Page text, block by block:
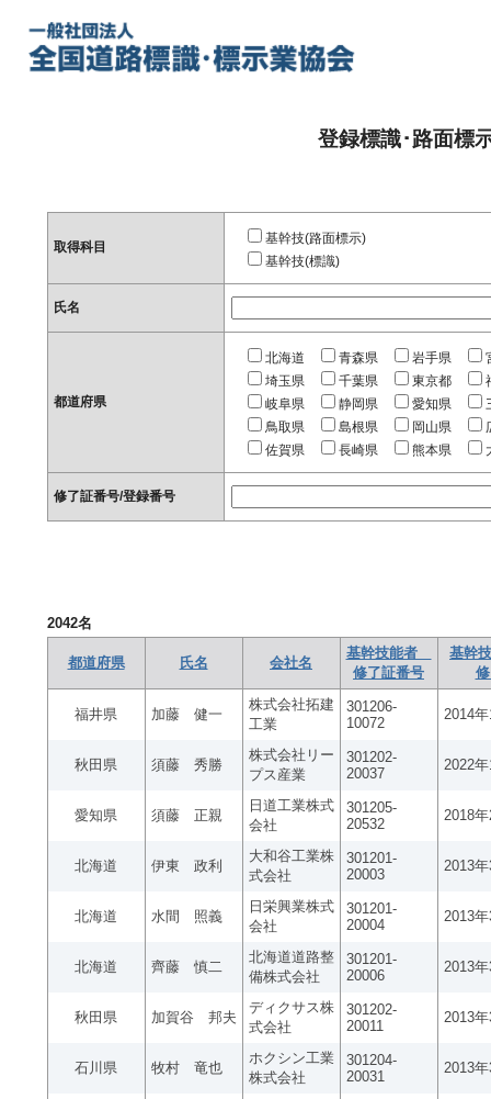
登録標識･路面標
取得科目
基幹技(路面標示)
基幹技(標識)
氏名
都道府県
北海道 青森県 岩手県
埼玉県
千葉県 東京都
岐阜県
静岡県 愛知県
鳥取県
島根県 岡山県
佐賀県
長崎県 熊本県
修了証番号/登録番号
2042名
都道府県 氏名 会社名
基幹技能者
修了証番号
基幹
福井県 加藤 健一
株式会社拓建
工業
301206-
10072
2014
秋田県 須藤 秀勝
株式会社リー
プス産業
301202-
20037
2022
愛知県 須藤 正親
日道工業株式
会社
301205-
20532
2018
北海道 伊東 政利
大和谷工業株
式会社
301201-
20003
2013
北海道 水間 照義
日栄興業株式
会社
301201-
20004
2013
北海道 齊藤 慎二
北海道道路整
備株式会社
301201-
20006
2013
秋田県 加賀谷 邦夫
ディクサス株
式会社
301202-
20011
2013
石川県 牧村 竜也
ホクシン工業
株式会社
301204-
20031
2013